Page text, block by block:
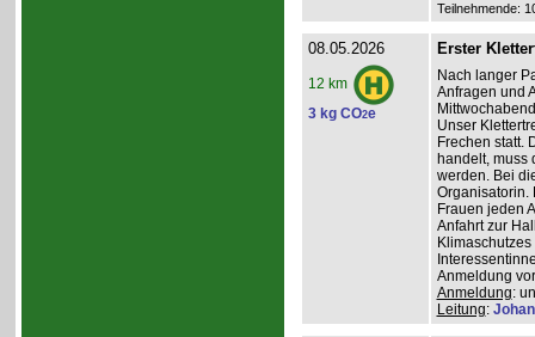
Teilnehmende:
08.05.2026
12 km
3 kg CO2e
Erster
Nach langer
Anfragen und
Unser
Frechen statt.
handelt, muss
werden. Bei
Organisatorin.
Frauen jeden
Anfahrt zur
Anmeldung
Anmeldung:
Leitung: